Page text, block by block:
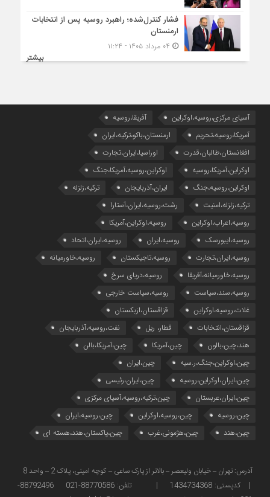
فشار کنترل‌شده؛ راهبرد روسیه پس از انتخابات
ارمنستان
بیشتر
آسیای مرکزی،روسیه،اوکراین
آفریقا،روسیه
آمریکا،روسیه،تحریم
ارمنستان،باکو،ترکیه،ایران
افغانستان،طالبان،قدرت
اوراسیا،ایران،تجارت
اوکراین،آمریکا،روسیه
اوکراین،روسیه،آمریکا،جنگ
اوکراین،روسیه،جنگ
ایران،آذربایجان
ترکیه،زلزله
ترکیه،زلزله،امنیت
رشت،روسیه،ایران،آستارا
روسیه،اعراب،اوکراین
روسیه،اوکراین،آمریکا
روسیه،ایبورسک
روسیه،ایران
روسیه،ایران،اتحاد
روسیه،ایران،تجارت
روسیه،تاجیکستان
روسیه،خاورمیانه
روسیه،خاورمیانه،آفریقا
روسیه،دریای سرخ
روسیه،سند،سیاست
روسیه،سیاست خارجی
غلات،روسیه،اوکراین
قزاقستان،ازبکستان
قزاقستان،انتخابات
قطار، ریل
نفت،روسیه،آذربایجان
هند،چین،بالون
چین،آمریکا
چین،آمریکا،بالن
چین،اوکراین،جنگ،ر.سیه
چین،ایران
چین،ایران،اوکراین،روسیه
چین،ایران،رئیسی
چین،ایران،عربستان
چین،ترکیه،روسیه،آسیای مرکزی
چین،روسیه
چین،روسیه،اوکراین
چین،روسیه،ایران
چین،هند
چین،هژمونی،غرب چین،پاکستان،هند،هسته ای
| کدپستی: 1434734368 | تلفن: 88770586-021 88792496-